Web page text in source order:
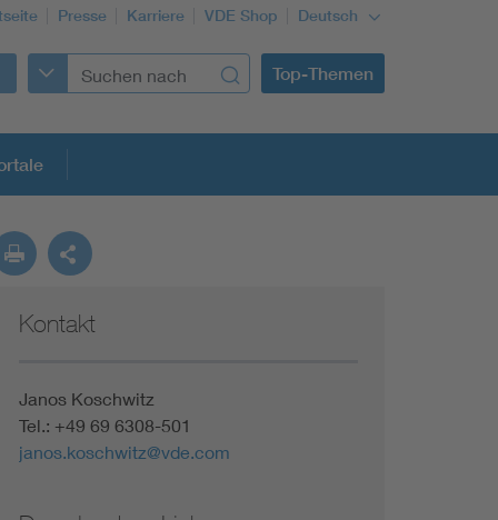
Presse Karriere VDE Shop Deutsch
Top-Themen
Funktionale Sicherheit schützt den Menschen
Gleichstromanwendungen im Wachstum
Installation und Betrieb von Mini-PV-Anlagen
Kontakt
Janos Koschwitz
Tel.: +49 69 6308-501
janos.koschwitz@vde.com